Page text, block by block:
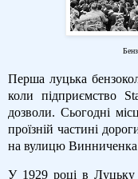
Перша луцька
коли підприємство
дозволи. Сьогодні
проїзній частині
на вулицю
У 1929 році в Луцьку